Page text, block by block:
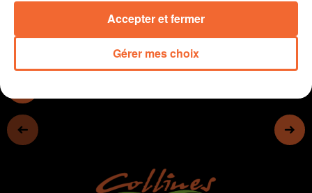
Gérer mes choix
Accepter et fermer